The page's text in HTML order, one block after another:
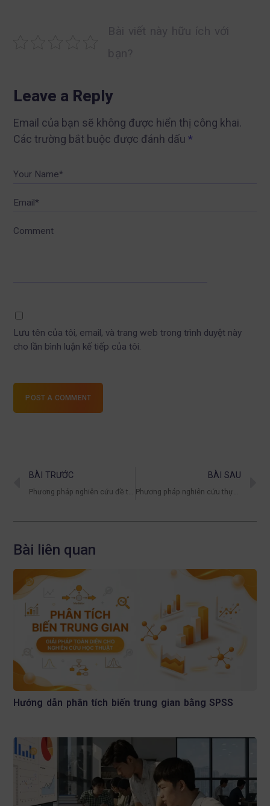
Leave a Reply
Email của bạn sẽ không được hiển thị công khai.
Các trường bắt buộc được đánh dấu*
Your Name*
Email*
Comment
Lưu tên của tôi, email, và trang web trong trình duyệt này
cho lần bình luận kế tiếp của tôi.
POST A COMMENT
BÀI TRƯỚC
Phương pháp nghiên cứu đề tài là gì? Các cách tiếp cận phổ biến
BÀI SAU
Phương pháp nghiên cứu thực tiễn là gì? Cách áp dụng hiệu quả
Bài liên quan
Hướng dẫn phân tích biến trung gian bằng SPSS